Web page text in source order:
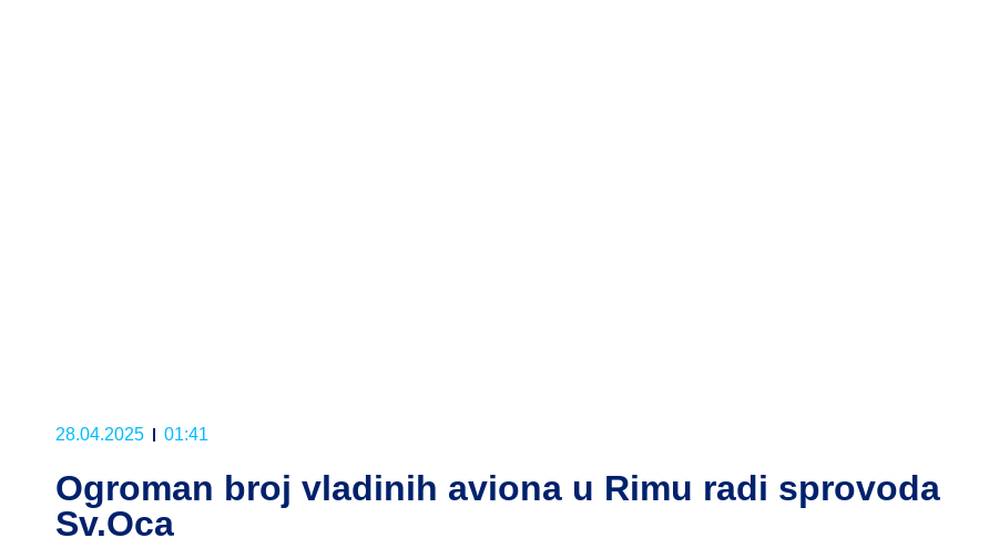
28.04.2025 01:41
Ogroman broj vladinih aviona u Rimu radi sprovoda
Sv.Oca